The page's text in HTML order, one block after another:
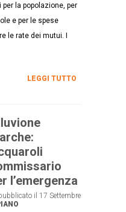
la popolazione, per
e per le spese
le rate dei mutui. I
LEGGI TUTTO
l’emergenza
il 17 Settembre